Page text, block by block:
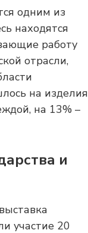
одним из
находятся
работу
отрасли,
на изделия
на 13% –
и
участие 20